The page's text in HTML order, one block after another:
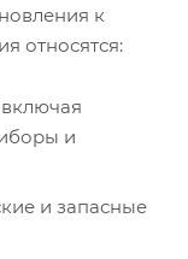
к
относятся:
и
и запасные